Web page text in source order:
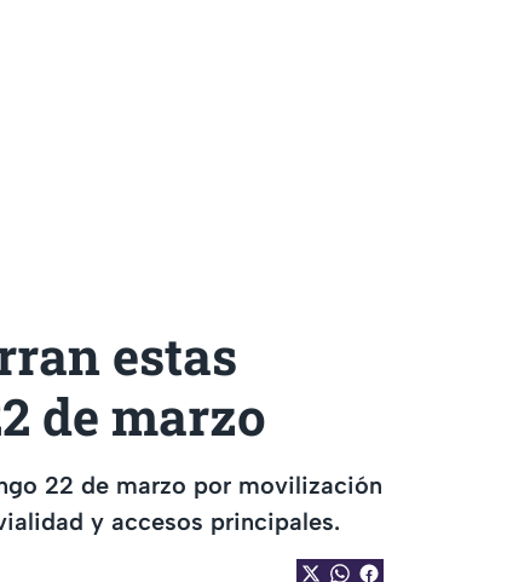
estas
de marzo
22 de marzo por movilización
y accesos principales.